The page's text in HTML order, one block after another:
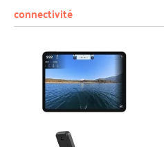
connectivité